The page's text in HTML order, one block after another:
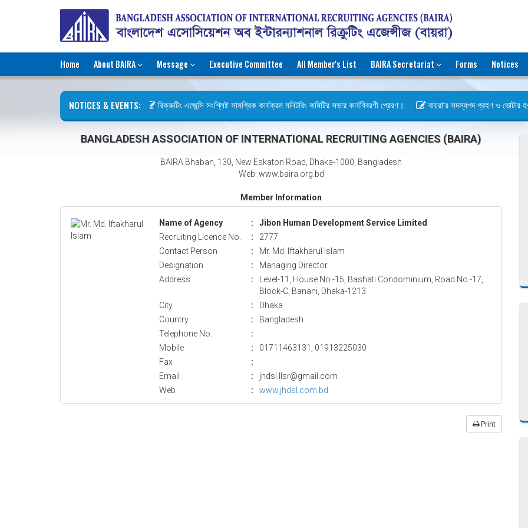
Home About BAIRA Message Executive Committee All Member's List BAIRA Secretariat Forms Notices
NOTICES & EVENTS: রিক্রুটিং এজেন্সি সংশ্লিষ্ট সামগ্রিক কার্যক্রম মনিটরিং কমিটির সভার কার্যবিবরণী প্রেরণ। বায়রা’র সদস্যপদ গ্রহণ ও ভোটার
BANGLADESH ASSOCIATION OF INTERNATIONAL RECRUITING AGENCIES (BAIRA)
BAIRA Bhaban, 130, New Eskaton Road, Dhaka-1000, Bangladesh
Web: www.baira.org.bd
Member Information
Name of Agency :
Jibon Human Development Service Limited
Recruiting Licence No.
:
2777
Contact Person
:
Mr. Md. Iftakharul Islam
Designation
:
Managing Director
Address
:
Level-11, House No.-15, Bashati Condominium, Road No.-17,
Block-C, Banani, Dhaka-1213.
City
:
Dhaka
Country
:
Bangladesh
Telephone No.
:
Mobile
:
01711463131, 01913225030
Fax
:
Email
:
jhdsl.llsr@gmail.com
Web
: www.jhdsl.com.bd
Print